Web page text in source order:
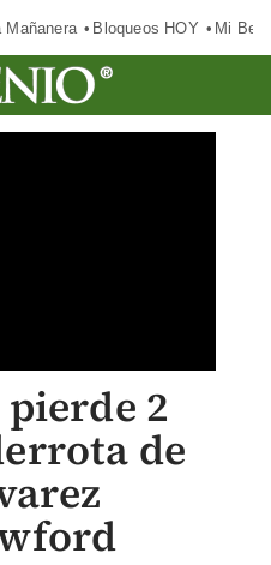
Mañanera Bloqueos HOY Mi
2
de